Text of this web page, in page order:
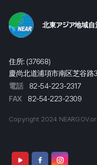
北東アジア地域
住所: (37668)
慶尚北道浦項市南区芝谷路
電話
82-54-223-2317
FAX
82-54-223-2309
Copyright 2024